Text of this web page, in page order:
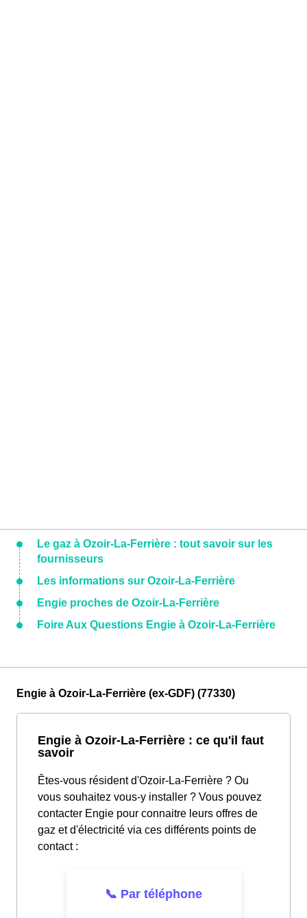
Le gaz à Ozoir-La-Ferrière : tout savoir sur les
fournisseurs
Les informations sur Ozoir-La-Ferrière
Engie proches de Ozoir-La-Ferrière
Foire Aux Questions Engie à Ozoir-La-Ferrière
Engie à Ozoir-La-Ferrière (ex-GDF) (77330)
Engie à Ozoir-La-Ferrière : ce qu'il faut
savoir
Êtes-vous résident d'Ozoir-La-Ferrière ? Ou
vous souhaitez vous-y installer ? Vous pouvez
contacter Engie pour connaitre leurs offres de
gaz et d'électricité via ces différents points de
contact :
📞 Par téléphone